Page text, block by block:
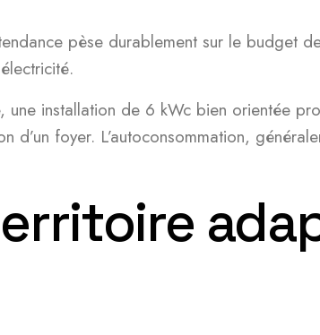
pèse durablement sur le budget
une installation de 6 kWc bien orientée
foyer. L’autoconsommation,